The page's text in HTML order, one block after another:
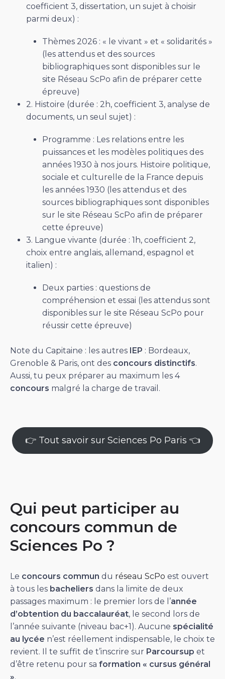
coefficient 3, dissertation, un sujet à choisir
parmi deux) :
Thèmes 2026 : « le vivant » et « solidarités »
(les attendus et des sources
bibliographiques sont disponibles sur le
site Réseau ScPo afin de préparer cette
épreuve)
2. Histoire (durée : 2h, coefficient 3, analyse de
documents, un seul sujet) :
Programme : Les relations entre les
puissances et les modèles politiques des
années 1930 à nos jours. Histoire politique,
sociale et culturelle de la France depuis
les années 1930 (les attendus et des
sources bibliographiques sont disponibles
sur le site Réseau ScPo afin de préparer
cette épreuve)
3. Langue vivante (durée : 1h, coefficient 2,
choix entre anglais, allemand, espagnol et
italien) :
Deux parties : questions de
compréhension et essai (les attendus sont
disponibles sur le site Réseau ScPo pour
réussir cette épreuve)
Note du Capitaine : les autres IEP : Bordeaux,
Grenoble & Paris, ont des concours distinctifs.
Aussi, tu peux préparer au maximum les 4
concours malgré la charge de travail.
👉 Tout savoir sur Sciences Po Paris 👈
Qui peut participer au
concours commun de
Sciences Po ?
Le concours commun du réseau ScPo est ouvert
à tous les bacheliers dans la limite de deux
passages maximum : le premier lors de l’année
d’obtention du baccalauréat, le second lors de
l’année suivante (niveau bac+1). Aucune spécialité
au lycée n’est réellement indispensable, le choix te
revient. Il te suffit de t’inscrire sur Parcoursup et
d’être retenu pour sa formation « cursus général
».